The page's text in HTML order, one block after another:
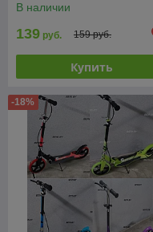
В наличии
139 руб. 159 руб.
Купить
-18%